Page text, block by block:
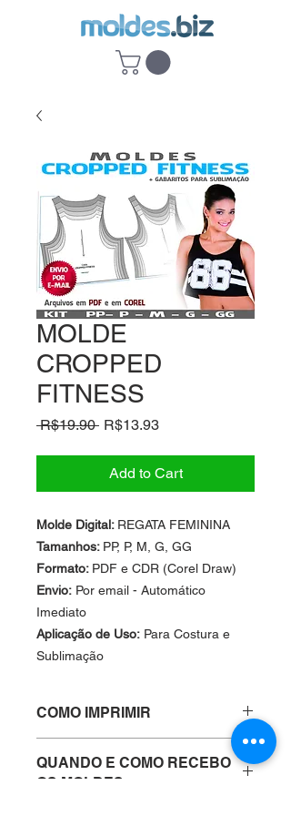
MOLDE
CROPPED
FITNESS
R$19.90 Regular
R$13.93Sale
Add to Cart
Molde Digital: REGATA FEMININA
Tamanhos: PP, P, M, G, GG
Formato: PDF e CDR (Corel Draw)
Envio: Por email - Automático
Imediato
Aplicação de Uso: Para Costura e
Sublimação
COMO IMPRIMIR
modelo de impressora comum A4 ou
QUANDO E COMO RECEBO
OS MOLDES